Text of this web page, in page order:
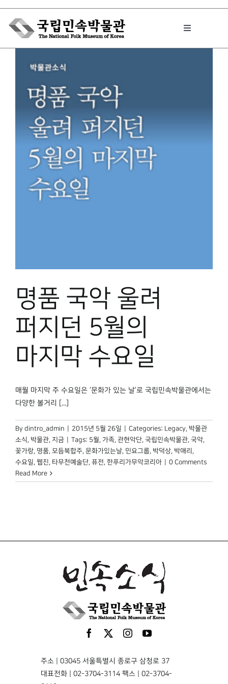
Skip
content
Toggle
박물관에서는
민속이야기
민속 인사이드
원문보기 PDF
명품 국악 울려
퍼지던 5월의
마지막 수요일
매월 마지막 주 수요일은 ‘문화가 있는 날’로 국립민속박물관에서는
다양한 볼거리 [...]
By dintro_admin 2015년 5월 26일 Categories: Legacy, 박물관
소식, 박물관, 지금 Tags: 5월, 가족, 관현악단, 국립민속박물관, 국악,
꽃가랑, 명품, 모듬북합주, 문화가있는날, 민요그룹, 박덕상, 박애리 ,
수요일, 웹진, 타무천예술단, 퓨전, 한푸리가무악코리아
0 Comments
Read More
주소 | 03045 서울특별시 종로구 삼청로 37
대표전화 | 02-3704-3114 팩스 | 02-3704-